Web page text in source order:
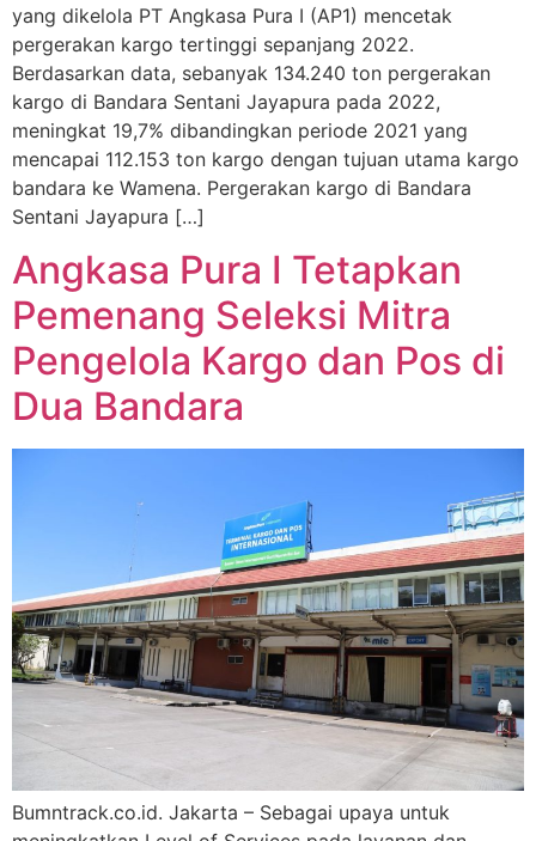
yang dikelola PT Angkasa Pura I (AP1) mencetak
pergerakan kargo tertinggi sepanjang 2022.
Berdasarkan data, sebanyak 134.240 ton pergerakan
kargo di Bandara Sentani Jayapura pada 2022,
meningkat 19,7% dibandingkan periode 2021 yang
mencapai 112.153 ton kargo dengan tujuan utama kargo
bandara ke Wamena. Pergerakan kargo di Bandara
Sentani Jayapura […]
Angkasa Pura I Tetapkan
Pemenang Seleksi Mitra
Pengelola Kargo dan Pos di
Dua Bandara
Bumntrack.co.id. Jakarta – Sebagai upaya untuk